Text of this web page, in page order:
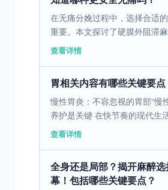
在无痛分娩过程中，选择合适
重要。本文探讨了硬膜外阻滞麻
腔阻滞麻醉对无痛分娩的安全性
查看详情
胃相关内容有哪些关键要点
慢性胃炎：不容忽视的胃部“慢
养护是关键 在快节奏的现代生
规律、暴饮暴食、压力过大等问
查看详情
全身还是局部？揭开麻醉选
幕！包括哪些关键要点？